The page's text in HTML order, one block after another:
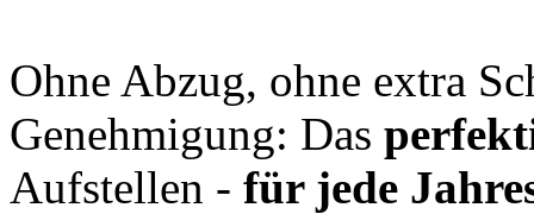
Ohne Abzug, ohne extra
Genehmigung: Das
Aufstellen - für jede